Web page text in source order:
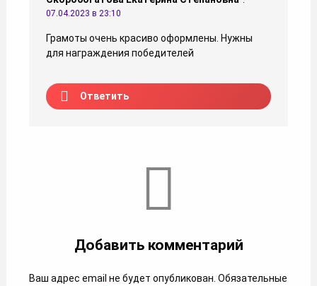
07.04.2023 в 23:10
Грамоты очень красиво оформлены. Нужны
для награждения победителей
Ответить
Добавить комментарий
Ваш адрес email не будет опубликован. Обязательные